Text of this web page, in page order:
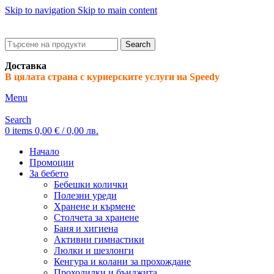
Skip to navigation Skip to main content
Search
Доставка
В цялата страна с куриерските услуги на Speedy
Menu
Search
0 items 0,00 € / 0,00 лв.
Начало
Промоции
За бебето
Бебешки колички
Полезни уреди
Хранене и кърмене
Столчета за хранене
Баня и хигиена
Активни гимнастики
Люлки и шезлонги
Кенгура и колани за прохождане